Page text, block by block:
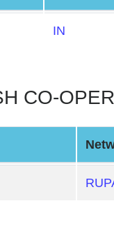
IN
CO-